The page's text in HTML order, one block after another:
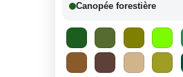
Canopée forestière